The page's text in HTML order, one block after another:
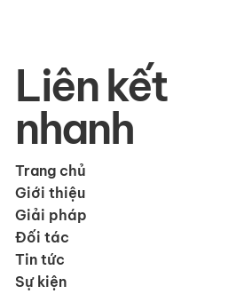
Liên kết
nhanh
Trang chủ
Giới thiệu
Giải pháp
Đối tác
Tin tức
Sự kiện